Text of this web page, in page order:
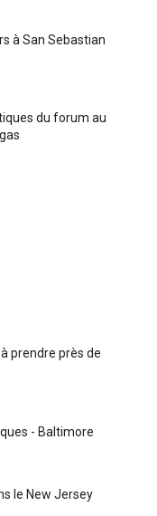
à San Sebastian
du forum au
prendre près de
- Baltimore
le New Jersey